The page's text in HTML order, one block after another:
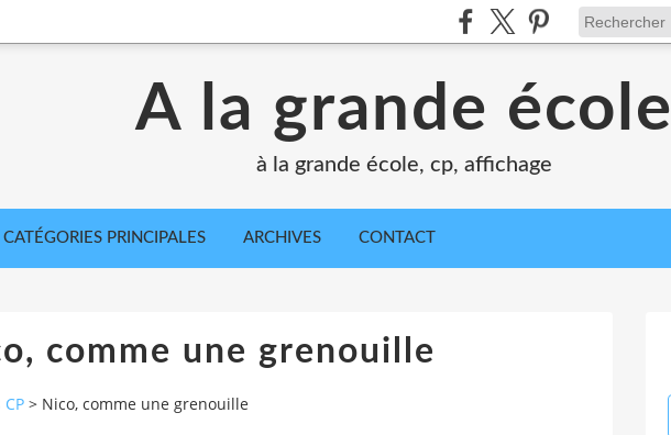
A la grande école
à la grande école, cp, affichage
CATÉGORIES PRINCIPALES ARCHIVES CONTACT
comme une grenouille
> Nico, comme une grenouille